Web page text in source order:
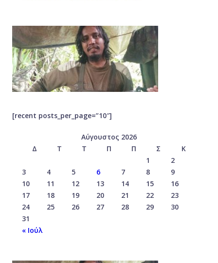
[recent posts_per_page=”10″]
Αύγουστος 2026
Δ
Τ Τ Π Π Σ
Κ
1
2
3
4 5 6 7 8
9
10
11 12 13 14 15
16
17
18 19 20 21 22
23
24
25 26 27 28 29
30
31
« Ιούλ